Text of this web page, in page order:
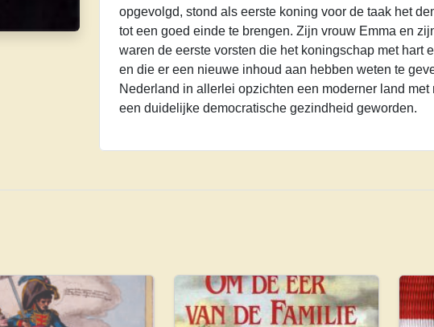
opgevolgd, stond als eerste koning voor de taak het
tot een goed einde te brengen. Zijn vrouw Emma en
waren de eerste vorsten die het koningschap met hart
en die er een nieuwe inhoud aan hebben weten te
Nederland in allerlei opzichten een moderner land
een duidelijke democratische gezindheid geworden.